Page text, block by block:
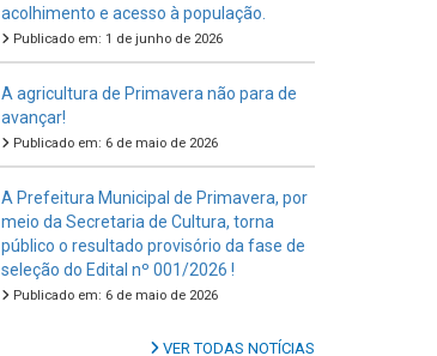
acolhimento e acesso à população.
Publicado em: 1 de junho de 2026
A agricultura de Primavera não para de
avançar!
Publicado em: 6 de maio de 2026
A Prefeitura Municipal de Primavera, por
meio da Secretaria de Cultura, torna
público o resultado provisório da fase de
seleção do Edital nº 001/2026 !
Publicado em: 6 de maio de 2026
VER TODAS NOTÍCIAS